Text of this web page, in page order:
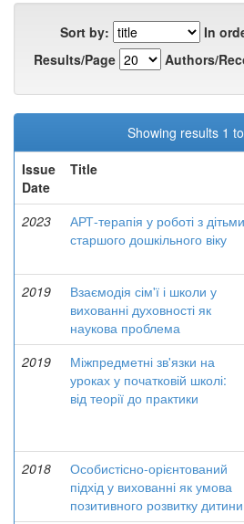
Sort by:
In
Results/Page
Authors/
Showing results 1
Issue
Date
Title
2023
АРТ-терапія у роботі з дітьми
старшого дошкільного віку
2019
Взаємодія сім'ї і школи у
вихованні духовності як
наукова проблема
2019
Міжпредметні зв'язки на
уроках у початковій школі:
від теорії до практики
2018
Особистісно-орієнтований
підхід у вихованні як умова
позитивного розвитку дитини